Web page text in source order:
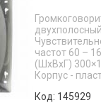
частот 60 –
(ШхВхГ)
Корпус -
Код: 145929